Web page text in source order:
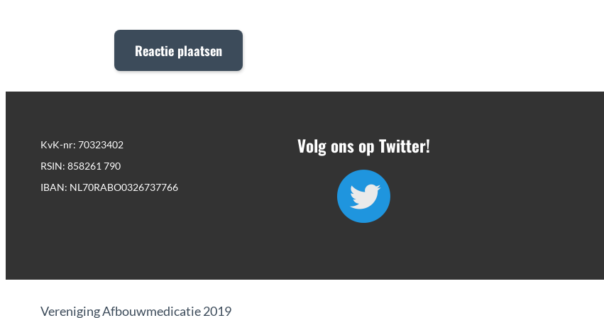
KvK-nr: 70323402
RSIN: 858261 790
IBAN: NL70RABO0326737766
Volg ons op Twitter!
Vereniging Afbouwmedicatie 2019